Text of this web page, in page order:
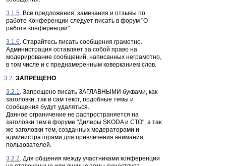
3.1.5. Все предложения, замечания и отзывы по
работе Конференции следует писать в форум "О
работе конференции".
3.1.6. Старайтесь писать сообщения грамотно.
Администрация оставляет за собой право на
модерирование сообщений, написанных неграмотно,
в том числе и с преднамеренным коверканием слов.
3.2. ЗАПРЕЩЕНО
3.2.1. Запрещено писать ЗАГЛАВНЫМИ буквами, как
заголовки, так и сам текст, подобные темы и
сообщения будут удаляться.
Данное ограничение не распространяется на
заголовки тем в форуме "Дилеры SKODA и СТО", а так
же заголовки тем, созданных модераторами и
администраторами для привлечения внимания
пользователей.
3.2.2. Для общения между участниками конференции